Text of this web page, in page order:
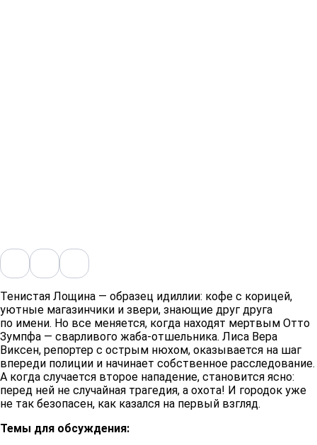
Тенистая Лощина — образец идиллии: кофе с корицей,
уютные магазинчики и звери, знающие друг друга
по имени. Но все меняется, когда находят мертвым Отто
Зумпфа — сварливого жаба-отшельника. Лиса Вера
Виксен, репортер с острым нюхом, оказывается на шаг
впереди полиции и начинает собственное расследование.
А когда случается второе нападение, становится ясно:
перед ней не случайная трагедия, а охота! И городок уже
не так безопасен, как казался на первый взгляд.
Темы для обсуждения: